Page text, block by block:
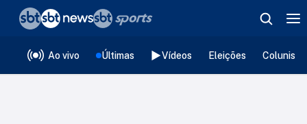
Ao vivo Últimas Vídeos Eleições
❮voltar
Editorias